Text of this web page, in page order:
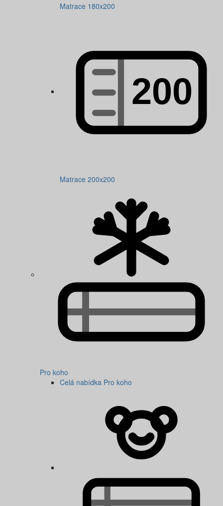
Matrace 180x200
Matrace 200x200
Pro koho
Celá nabídka Pro koho